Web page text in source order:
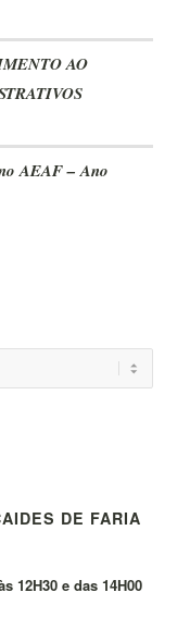
AO
AEAF – Ano
DE FARIA
12H30 e das 14H00